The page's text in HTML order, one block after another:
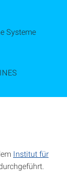
Systeme
Institut für